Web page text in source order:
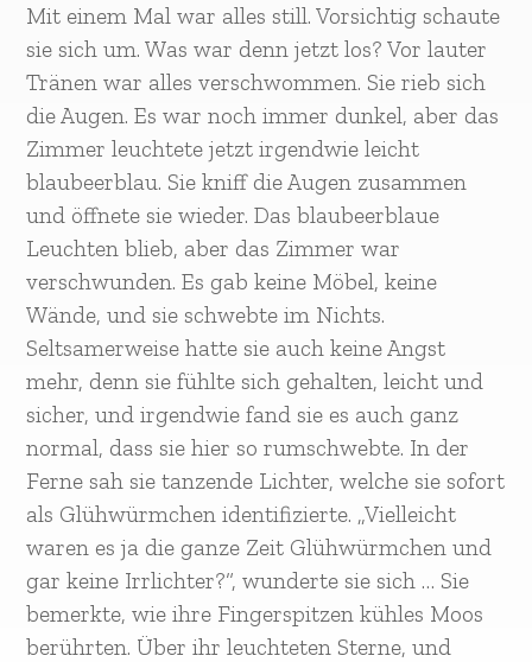
Mit einem Mal war alles still. Vorsichtig schaute
sie sich um. Was war denn jetzt los? Vor lauter
Tränen war alles verschwommen. Sie rieb sich
die Augen. Es war noch immer dunkel, aber das
Zimmer leuchtete jetzt irgendwie leicht
blaubeerblau. Sie kniff die Augen zusammen
und öffnete sie wieder. Das blaubeerblaue
Leuchten blieb, aber das Zimmer war
verschwunden. Es gab keine Möbel, keine
Wände, und sie schwebte im Nichts.
Seltsamerweise hatte sie auch keine Angst
mehr, denn sie fühlte sich gehalten, leicht und
sicher, und irgendwie fand sie es auch ganz
normal, dass sie hier so rumschwebte. In der
Ferne sah sie tanzende Lichter, welche sie sofort
als Glühwürmchen identifizierte. „Vielleicht
waren es ja die ganze Zeit Glühwürmchen und
gar keine Irrlichter?“, wunderte sie sich … Sie
bemerkte, wie ihre Fingerspitzen kühles Moos
berührten. Über ihr leuchteten Sterne, und